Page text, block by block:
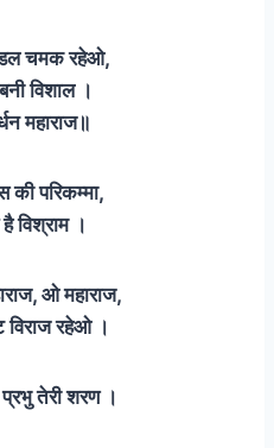
चमक रहेओ,
विशाल ।
महाराज॥
की परिकम्मा,
विश्राम ।
ओ महाराज,
रहेओ ।
प्रभु तेरी शरण ।